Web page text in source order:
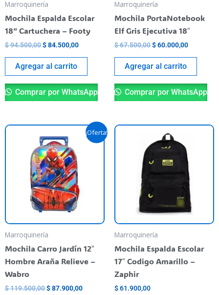
Marroquinería
Mochila Espalda Escolar
18” Cartuchera – Footy
$94.500,00$84.500,00
Agregar al carrito
Comprar por WhatsApp
Marroquinería
Mochila PortaNotebook
Elf Gris Ejecutiva 18″
$67.500,00$60.000,00
Agregar al carrito
Comprar por WhatsApp
¡Oferta!
Marroquinería
Mochila Carro Jardín 12″
Hombre Araña Relieve –
Wabro
$119.500,00
El
precio
original
era:
$ 119.500,00.
$87.900,00
El
precio
actual
Marroquinería
Mochila Espalda Escolar
17″ Codigo Amarillo –
Zaphir
$61.900,00